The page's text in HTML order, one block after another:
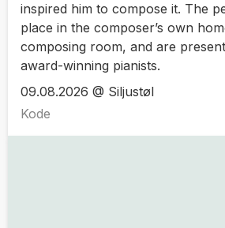
inspired him to compose it. The
place in the composer’s own
composing room, and are
award-winning pianists.
09.08.2026 @ Siljustøl
Kode